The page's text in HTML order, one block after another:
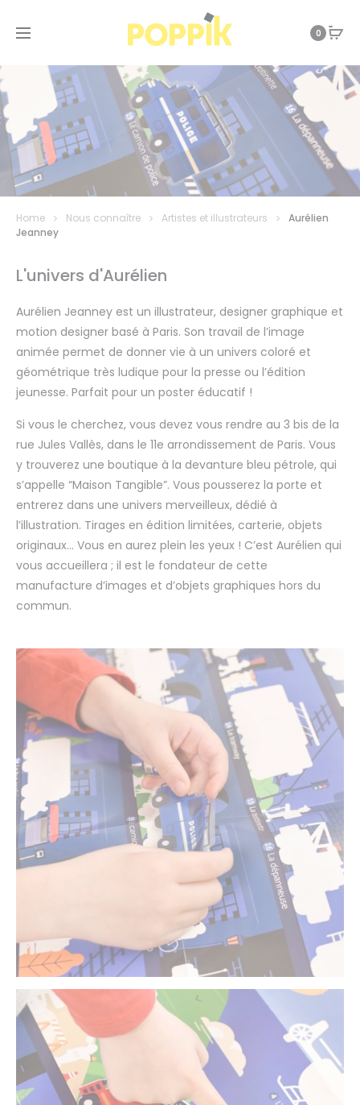
0
Home Nous connaître Artistes et illustrateurs
Aurélien
Jeanney
L'univers d'Aurélien
Aurélien Jeanney est un illustrateur, designer graphique et
motion designer basé à Paris. Son travail de l’image
animée permet de donner vie à un univers coloré et
géométrique très ludique pour la presse ou l’édition
jeunesse. Parfait pour un poster éducatif !
Si vous le cherchez, vous devez vous rendre au 3 bis de la
rue Jules Vallès, dans le 11e arrondissement de Paris. Vous
y trouverez une boutique à la devanture bleu pétrole, qui
s’appelle “Maison Tangible”. Vous pousserez la porte et
entrerez dans une univers merveilleux, dédié à
l’illustration. Tirages en édition limitées, carterie, objets
originaux… Vous en aurez plein les yeux ! C’est Aurélien qui
vous accueillera ; il est le fondateur de cette
manufacture d’images et d’objets graphiques hors du
commun.